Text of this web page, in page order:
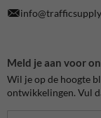
Meld je aan voor
Wil je op de hoogte
ontwikkelingen. Vul